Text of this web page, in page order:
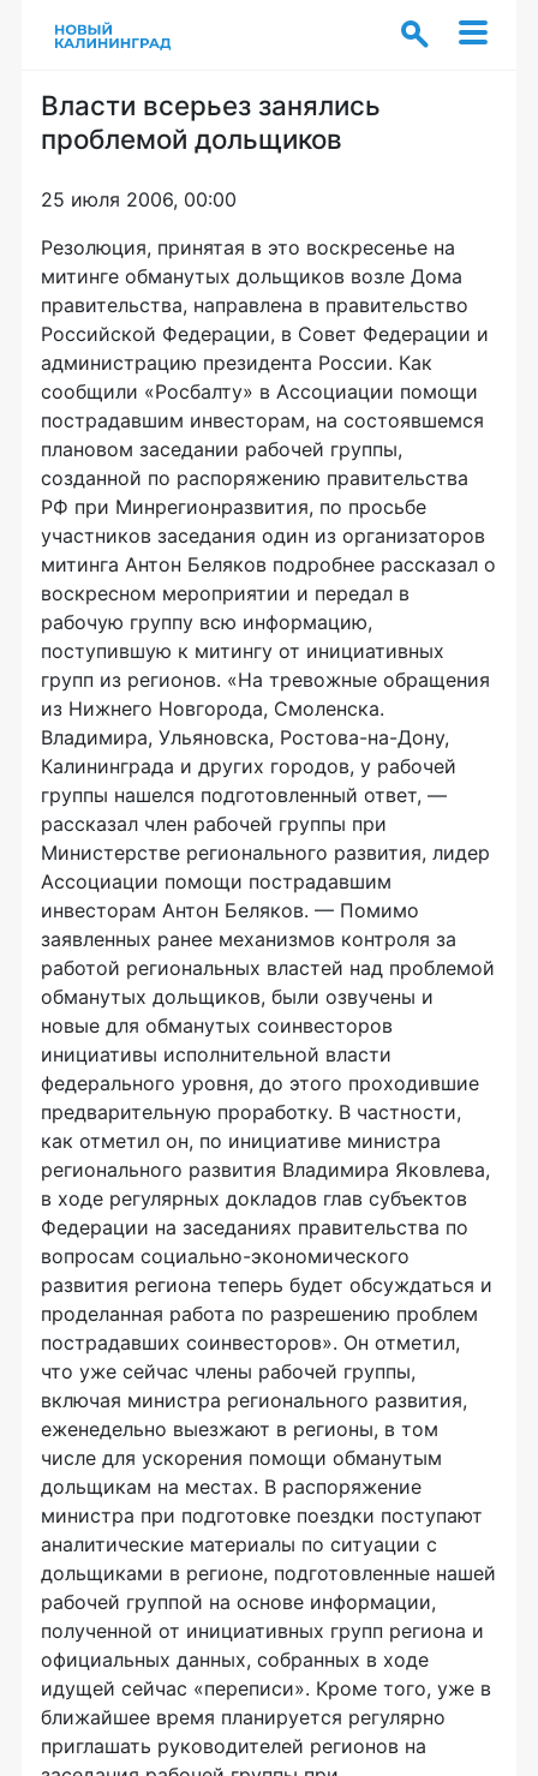
Власти всерьез занялись
проблемой дольщиков
25 июля 2006, 00:00
Резолюция, принятая в это воскресенье на
митинге обманутых дольщиков возле Дома
правительства, направлена в правительство
Российской Федерации, в Совет Федерации и
администрацию президента России. Как
сообщили «Росбалту» в Ассоциации помощи
пострадавшим инвесторам, на состоявшемся
плановом заседании рабочей группы,
созданной по распоряжению правительства
РФ при Минрегионразвития, по просьбе
участников заседания один из организаторов
митинга Антон Беляков подробнее рассказал о
воскресном мероприятии и передал в
рабочую группу всю информацию,
поступившую к митингу от инициативных
групп из регионов. «На тревожные обращения
из Нижнего Новгорода, Смоленска.
Владимира, Ульяновска, Ростова-на-Дону,
Калининграда и других городов, у рабочей
группы нашелся подготовленный ответ, —
рассказал член рабочей группы при
Министерстве регионального развития, лидер
Ассоциации помощи пострадавшим
инвесторам Антон Беляков. — Помимо
заявленных ранее механизмов контроля за
работой региональных властей над проблемой
обманутых дольщиков, были озвучены и
новые для обманутых соинвесторов
инициативы исполнительной власти
федерального уровня, до этого проходившие
предварительную проработку. В частности,
как отметил он, по инициативе министра
регионального развития Владимира Яковлева,
в ходе регулярных докладов глав субъектов
Федерации на заседаниях правительства по
вопросам социально-экономического
развития региона теперь будет обсуждаться и
проделанная работа по разрешению проблем
пострадавших соинвесторов». Он отметил,
что уже сейчас члены рабочей группы,
включая министра регионального развития,
еженедельно выезжают в регионы, в том
числе для ускорения помощи обманутым
дольщикам на местах. В распоряжение
министра при подготовке поездки поступают
аналитические материалы по ситуации с
дольщиками в регионе, подготовленные нашей
рабочей группой на основе информации,
полученной от инициативных групп региона и
официальных данных, собранных в ходе
идущей сейчас «переписи». Кроме того, уже в
ближайшее время планируется регулярно
приглашать руководителей регионов на